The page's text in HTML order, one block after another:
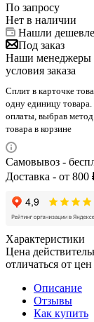
По запросу
Нет в наличии
Нашли
Под заказ
Наши менеджеры
условия заказа
Сплит в карточке
одну единицу
оплаты, выбрав
товара в корзине
Самовывоз -
Доставка - от 800
Характеристики
Цена
отличаться от
Описание
Отзывы
Как купить